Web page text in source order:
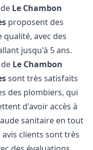
Le Chambon
proposent des
qualité, avec des
jusqu'à 5 ans.
Le Chambon
sont très satisfaits
des plombiers, qui
d'avoir accès à
sanitaire en tout
avis clients sont très